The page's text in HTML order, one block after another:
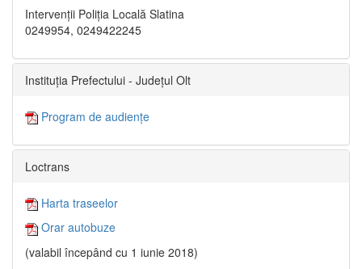
Intervenții Poliția Locală Slatina
0249954, 0249422245
Instituția Prefectului - Județul Olt
Program de audiențe
Loctrans
Harta traseelor
Orar autobuze
(valabil începând cu 1 iunie 2018)